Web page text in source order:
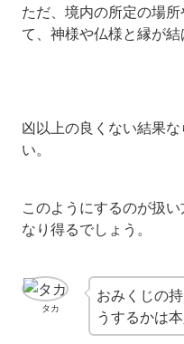
ただ、境内の所定の場
て、神様や仏様と縁が結
凶以上の良くない結果
い。
このようにするのが扱
なり得るでしょう。
タカ
おみくじの
うするかは